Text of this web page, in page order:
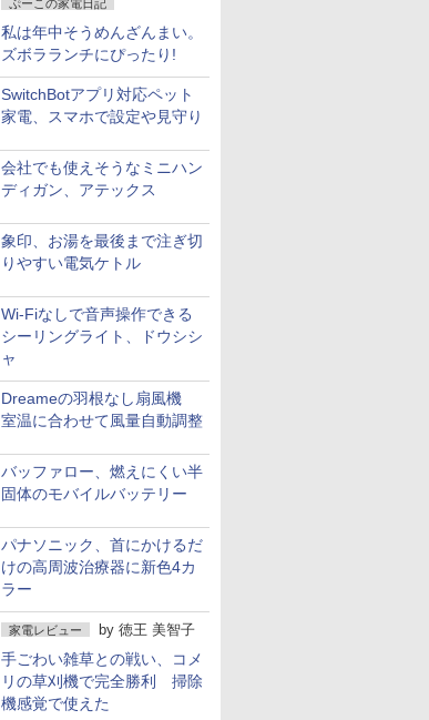
ぷーこの家電日記
私は年中そうめんざんまい。
ズボラランチにぴったり!
SwitchBotアプリ対応ペット
家電、スマホで設定や見守り
会社でも使えそうなミニハン
ディガン、アテックス
象印、お湯を最後まで注ぎ切
りやすい電気ケトル
Wi-Fiなしで音声操作できる
シーリングライト、ドウシシ
ャ
Dreameの羽根なし扇風機
室温に合わせて風量自動調整
バッファロー、燃えにくい半
固体のモバイルバッテリー
パナソニック、首にかけるだ
けの高周波治療器に新色4カ
ラー
家電レビュー by 徳王 美智子
手ごわい雑草との戦い、コメ
リの草刈機で完全勝利 掃除
機感覚で使えた